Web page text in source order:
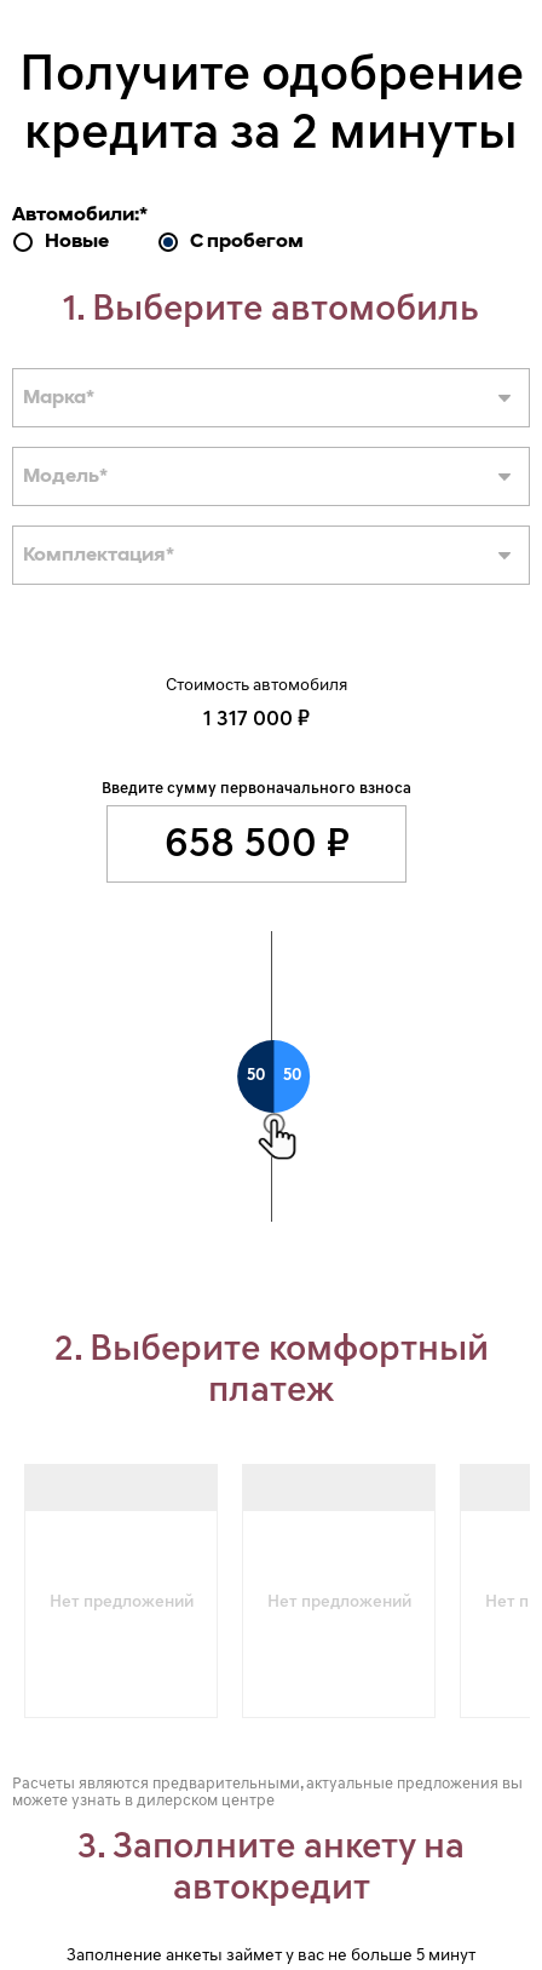
Получите одобрение
кредита за 2 минуты
Автомобили:*
Новые
С пробегом
1. Выберите автомобиль
Марка*
Модель*
Комплектация*
Стоимость автомобиля
1 317 000 ₽
Введите сумму первоначального взноса
50 50
2. Выберите комфортный
платеж
Нет предложений Нет предложений Нет
Расчеты являются предварительными, актуальные предложения вы
можете узнать в дилерском центре
3. Заполните анкету на
автокредит
Заполнение анкеты займет у вас не больше 5 минут